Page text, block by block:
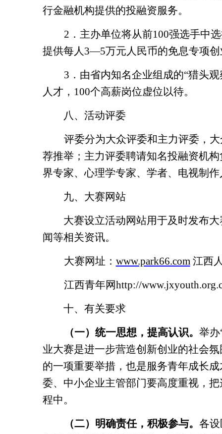
行金融机构提供的投融资服务。
2 ．主办单位将从前100强选手中
提供每人3—5万元人民币的免息专项
3 ．由省内知名企业组成的“猎头
人才， 100个高薪岗位虚位以待。
八、活动评委
评委分为大众评委和主力评委，
荐推举；主力评委聘请知名投融资机
界专家、心理学专家、学者、电视制
九、大赛网站
大赛设立活动网站用于及时发布
闻等相关资讯。
大赛网址： www.park66.com 江西
江西青年网http://
十、有关要求
（一）统一思想，提高认识。 举办
业大赛是进一步营造创新创业的社会
的一项重要举措，也是服务青年成长
委、中小企业主管部门要高度重视，
程中。
（二）明确责任，积极参与。 各